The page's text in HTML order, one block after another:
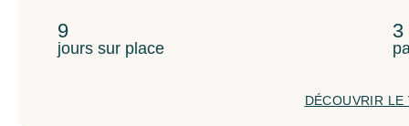
9
jours sur place
DÉCOUVRIR LE